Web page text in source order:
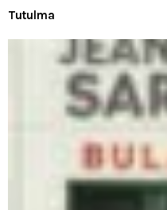
Tutulma